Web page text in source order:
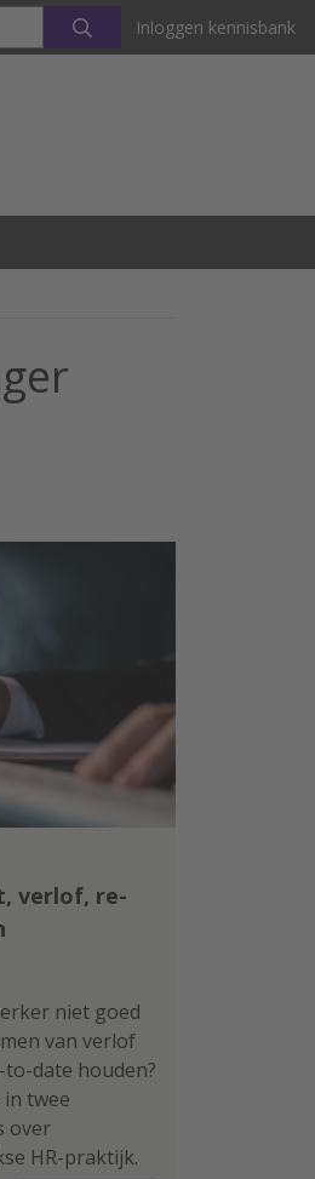
Inloggen kennisbank
verlof, re-
niet goed
van verlof
to-date houden?
in twee
over
HR-praktijk.